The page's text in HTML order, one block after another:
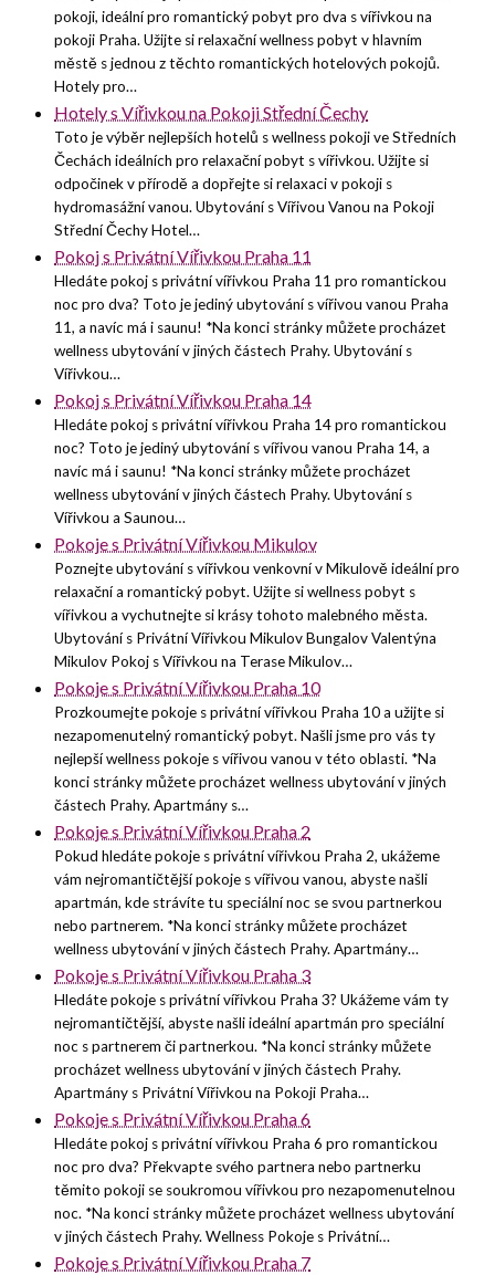
pokoji, ideální pro romantický pobyt pro dva s vířivkou na
pokoji Praha. Užijte si relaxační wellness pobyt v hlavním
městě s jednou z těchto romantických hotelových pokojů.
Hotely pro…
Hotely s Vířivkou na Pokoji Střední Čechy
Toto je výběr nejlepších hotelů s wellness pokoji ve Středních
Čechách ideálních pro relaxační pobyt s vířivkou. Užijte si
odpočinek v přírodě a dopřejte si relaxaci v pokoji s
hydromasážní vanou. Ubytování s Vířivou Vanou na Pokoji
Střední Čechy Hotel…
Pokoj s Privátní Vířivkou Praha 11
Hledáte pokoj s privátní vířivkou Praha 11 pro romantickou
noc pro dva? Toto je jediný ubytování s vířivou vanou Praha
11, a navíc má i saunu! *Na konci stránky můžete procházet
wellness ubytování v jiných částech Prahy. Ubytování s
Vířivkou…
Pokoj s Privátní Vířivkou Praha 14
Hledáte pokoj s privátní vířivkou Praha 14 pro romantickou
noc? Toto je jediný ubytování s vířivou vanou Praha 14, a
navíc má i saunu! *Na konci stránky můžete procházet
wellness ubytování v jiných částech Prahy. Ubytování s
Vířivkou a Saunou…
Pokoje s Privátní Vířivkou Mikulov
Poznejte ubytování s vířivkou venkovní v Mikulově ideální pro
relaxační a romantický pobyt. Užijte si wellness pobyt s
vířivkou a vychutnejte si krásy tohoto malebného města.
Ubytování s Privátní Vířivkou Mikulov Bungalov Valentýna
Mikulov Pokoj s Vířivkou na Terase Mikulov…
Pokoje s Privátní Vířivkou Praha 10
Prozkoumejte pokoje s privátní vířivkou Praha 10 a užijte si
nezapomenutelný romantický pobyt. Našli jsme pro vás ty
nejlepší wellness pokoje s vířivou vanou v této oblasti. *Na
konci stránky můžete procházet wellness ubytování v jiných
částech Prahy. Apartmány s…
Pokoje s Privátní Vířivkou Praha 2
Pokud hledáte pokoje s privátní vířivkou Praha 2, ukážeme
vám nejromantičtější pokoje s vířivou vanou, abyste našli
apartmán, kde strávíte tu speciální noc se svou partnerkou
nebo partnerem. *Na konci stránky můžete procházet
wellness ubytování v jiných částech Prahy. Apartmány…
Pokoje s Privátní Vířivkou Praha 3
Hledáte pokoje s privátní vířivkou Praha 3? Ukážeme vám ty
nejromantičtější, abyste našli ideální apartmán pro speciální
noc s partnerem či partnerkou. *Na konci stránky můžete
procházet wellness ubytování v jiných částech Prahy.
Apartmány s Privátní Vířivkou na Pokoji Praha…
Pokoje s Privátní Vířivkou Praha 6
Hledáte pokoj s privátní vířivkou Praha 6 pro romantickou
noc pro dva? Překvapte svého partnera nebo partnerku
těmito pokoji se soukromou vířivkou pro nezapomenutelnou
noc. *Na konci stránky můžete procházet wellness ubytování
v jiných částech Prahy. Wellness Pokoje s Privátní…
Pokoje s Privátní Vířivkou Praha 7